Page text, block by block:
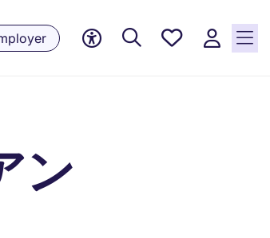
Saved
ン